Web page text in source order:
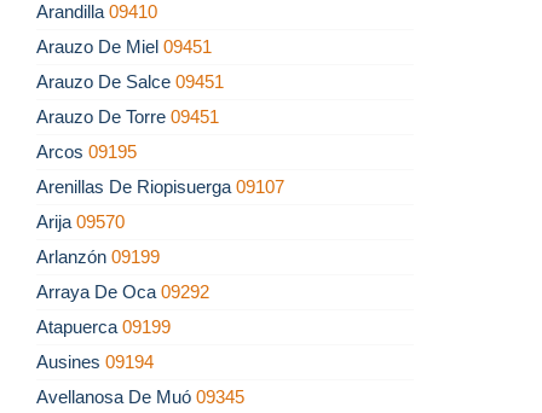
Arandilla 09410
Arauzo De Miel 09451
Arauzo De Salce 09451
Arauzo De Torre 09451
Arcos 09195
Arenillas De Riopisuerga 09107
Arija 09570
Arlanzón 09199
Arraya De Oca 09292
Atapuerca 09199
Ausines 09194
Avellanosa De Muó 09345